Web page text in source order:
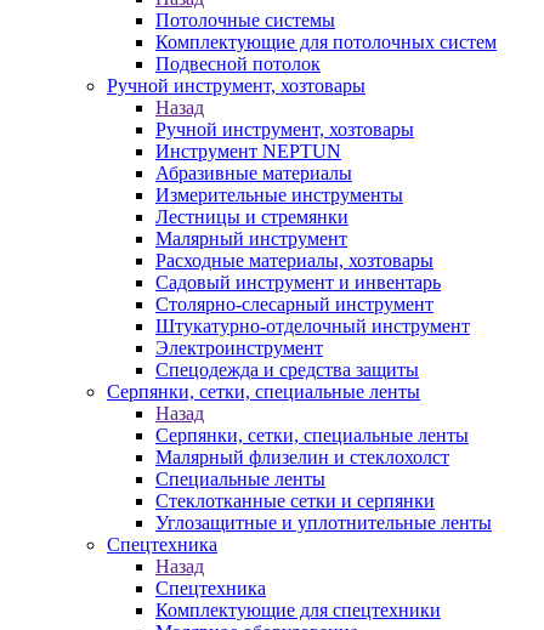
Потолочные системы
Комплектующие для потолочных систем
Подвесной потолок
Ручной инструмент, хозтовары
Назад
Ручной инструмент, хозтовары
Инструмент NEPTUN
Абразивные материалы
Измерительные инструменты
Лестницы и стремянки
Малярный инструмент
Расходные материалы, хозтовары
Садовый инструмент и инвентарь
Столярно-слесарный инструмент
Штукатурно-отделочный инструмент
Электроинструмент
Спецодежда и средства защиты
Серпянки, сетки, специальные ленты
Назад
Серпянки, сетки, специальные ленты
Малярный флизелин и стеклохолст
Специальные ленты
Стеклотканные сетки и серпянки
Углозащитные и уплотнительные ленты
Спецтехника
Назад
Спецтехника
Комплектующие для спецтехники